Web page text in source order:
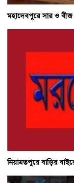
মহাদেবপুরে সার ও বীজ
নিয়ামতপুরে বাড়ির